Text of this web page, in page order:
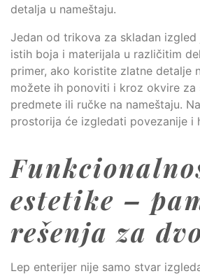
detalja u nameštaju.
Jedan od trikova za skladan izgled
istih boja i materijala u različitim
primer, ako koristite zlatne detalje
možete ih ponoviti i kroz okvire za
predmete ili ručke na nameštaju.
prostorija će izgledati povezanije i
estetike –
rešenja za
Lep enterijer nije samo stvar